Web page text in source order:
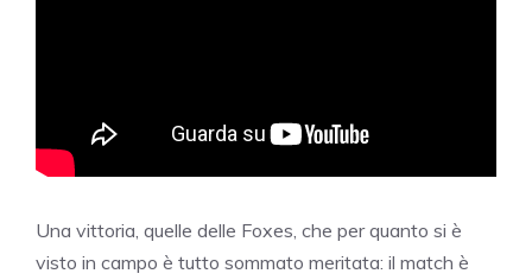
Una vittoria, quelle delle Foxes, che per quanto si è
visto in campo è tutto sommato meritata: il match è